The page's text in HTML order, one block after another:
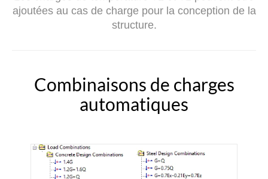
ajoutées au cas de charge pour la conception de la
structure.
Combinaisons de charges
automatiques